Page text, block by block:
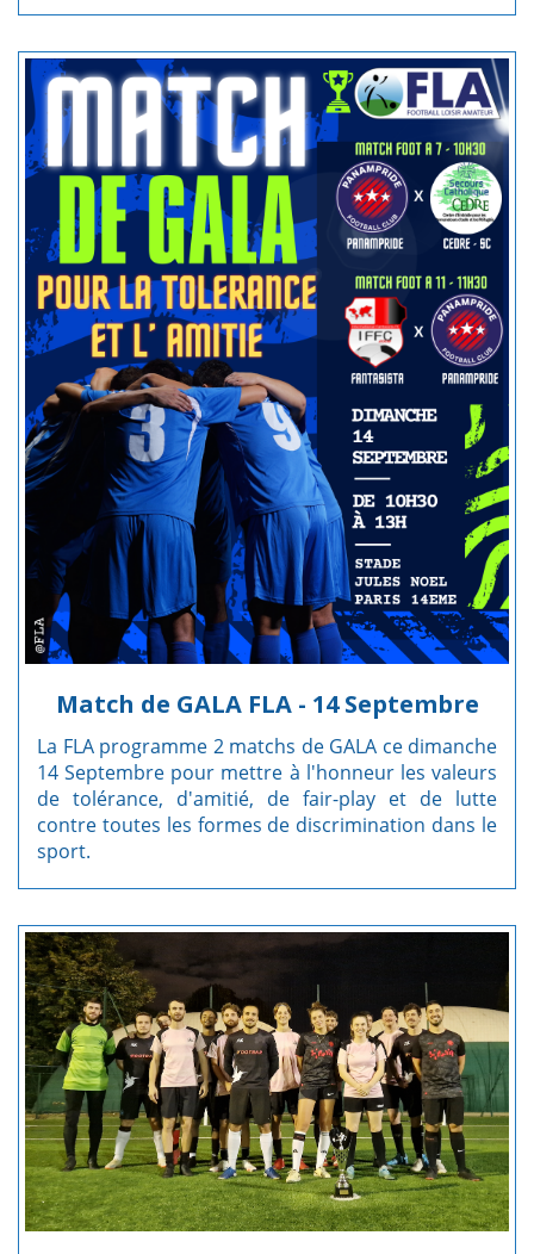
Match de GALA FLA - 14 Septembre
La FLA programme 2 matchs de GALA ce dimanche
14 Septembre pour mettre à l'honneur les valeurs
de tolérance, d'amitié, de fair-play et de lutte
contre toutes les formes de discrimination dans le
sport.